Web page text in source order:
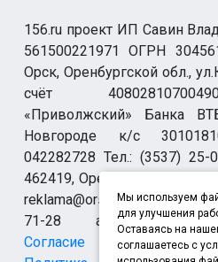
156.ru проект ИП Савин
561500221971 ОГРН
Орск, Оренбургской обл.,
счёт
«Приволжский» Банка
Новгороде к/с
042282728 Тел.: (3537)
462419, Оренбургская обл.,
reklama@orsk.ru ТЕЛЕФОН
71-28
Согласие на обработку
Мы используем
для улучшения
Оставаясь на
соглашаетесь с